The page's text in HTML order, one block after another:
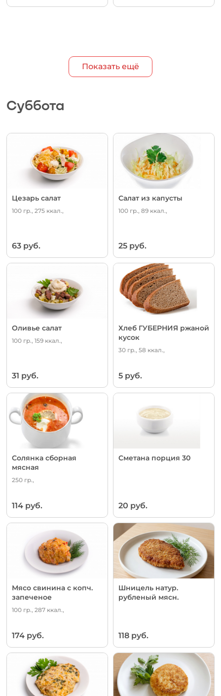
Показать ещё
Суббота
Цезарь салат
100 гр., 275 ккал.,
63 руб.
Салат из капусты
100 гр., 89 ккал.,
25 руб.
Оливье салат
100 гр., 159 ккал.,
31 руб.
Хлеб ГУБЕРНИЯ ржаной
кусок
30 гр., 58 ккал.,
5 руб.
Солянка сборная
мясная
250 гр.,
114 руб.
Сметана порция 30
20 руб.
Мясо свинина с копч.
запеченое
100 гр., 287 ккал.,
174 руб.
Шницель натур.
рубленый мясн.
118 руб.